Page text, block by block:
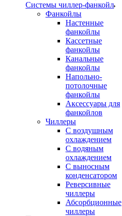
Системы чиллер-фанкойл
Фанкойлы
Настенные
фанкойлы
Кассетные
фанкойлы
Канальные
фанкойлы
Напольно-
потолочные
фанкойлы
Аксессуары для
фанкойлов
Чиллеры
С воздушным
охлаждением
С водяным
охлаждением
С выносным
конденсатором
Реверсивные
чиллеры
Абсорбционные
чиллеры